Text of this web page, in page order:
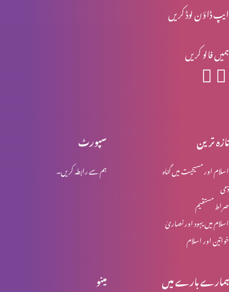
ایپ ڈاؤن لوڈ کریں
ہمیں فالو کریں
سپورٹ
ہم سے رابطہ کریں۔
تازہ ترین
اسلام اور مسیحیت میں گناہ
ذمی
صراط مستقیم
اسلام میں یہود اور نصاریٰ
خواتین اور اسلام
مینو ہمارے بارے میں